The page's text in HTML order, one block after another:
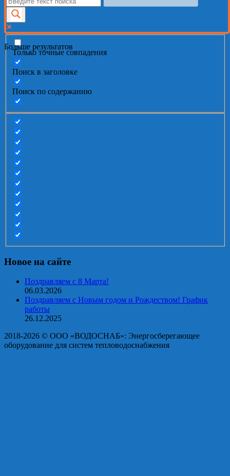
Больше результатов
Только точные совпадения
Поиск в заголовке
Поиск по содержанию
Новое на сайте
Поздравляем с 8 Марта!
06.03.2026
Поздравляем с Новым годом и Рождеством! График
работы
26.12.2025
2018-2026 © OOO «ВОДОСНАБ»: Энергосберегающее
оборудование для систем тепловодоснабжения